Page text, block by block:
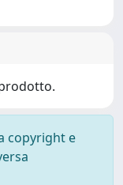
copyright e